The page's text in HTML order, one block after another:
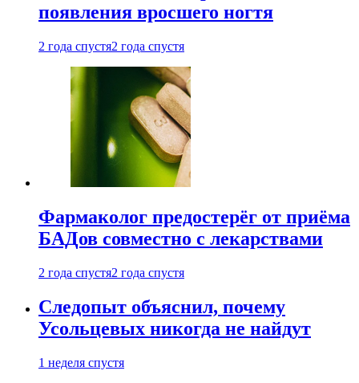
появления вросшего ногтя
2 года спустя2 года спустя
Фармаколог предостерёг от приёма
БАДов совместно с лекарствами
2 года спустя2 года спустя
Следопыт объяснил, почему
Усольцевых никогда не найдут
1 неделя спустя